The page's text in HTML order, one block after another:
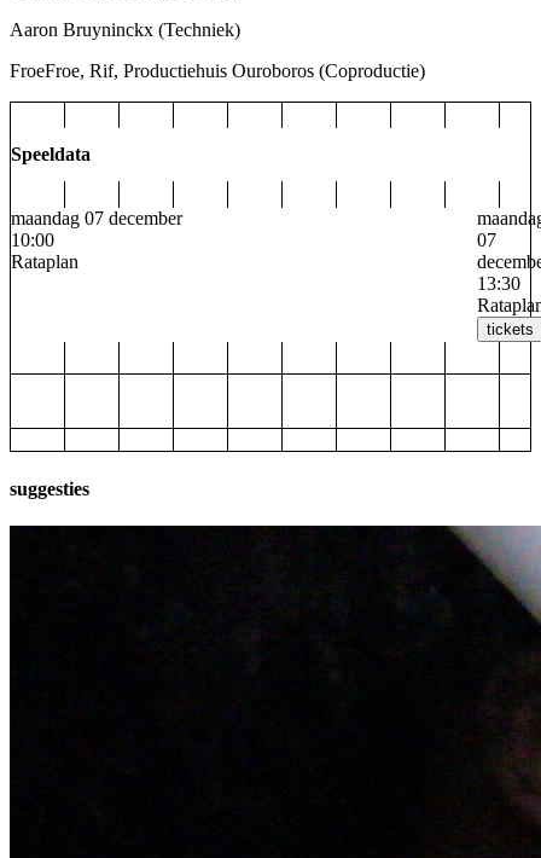
Aaron Bruyninckx (Techniek)
FroeFroe, Rif, Productiehuis Ouroboros (Coproductie)
Speeldata
maandag 07 december
10:00
Rataplan
07
13:30
tickets
suggesties